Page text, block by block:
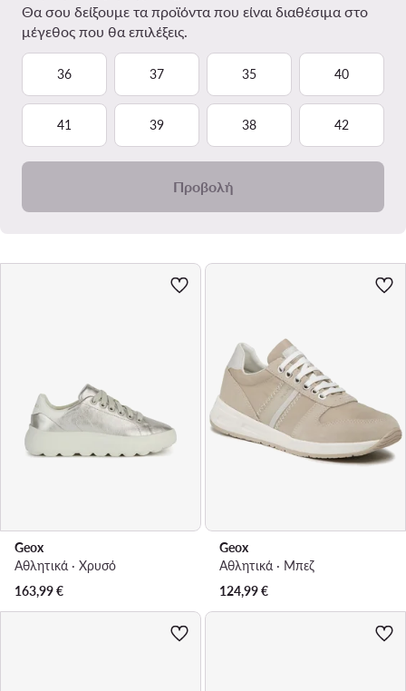
Θα σου δείξουμε τα προϊόντα που είναι διαθέσιμα στο
μέγεθος που θα επιλέξεις.
36 37 35 40
41 39 38 42
Προβολή
Geox
Αθλητικά · Χρυσό
163,99€
Geox
Αθλητικά · Μπεζ
124,99€